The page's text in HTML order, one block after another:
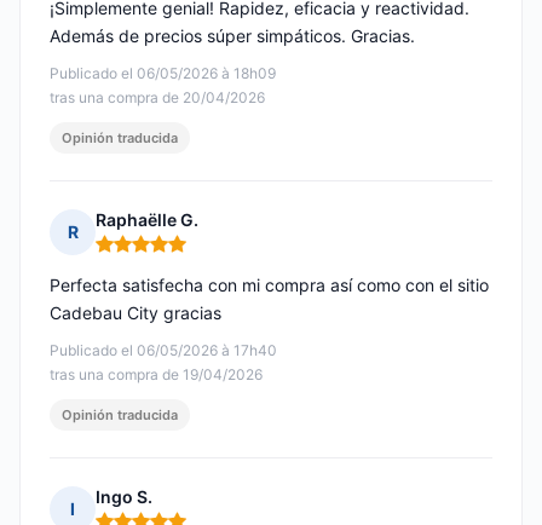
Publicado el 06/05/2026 à 18h09
tras una compra de 20/04/2026
¡Simplemente genial! Rapidez, eficacia y reactividad.
Además de precios súper simpáticos. Gracias.
Opinión traducida
R
Raphaëlle G.
Nota: 5 de 5
Publicado el 06/05/2026 à 17h40
tras una compra de 19/04/2026
Perfecta satisfecha con mi compra así como con el sitio
Cadebau City gracias
Opinión traducida
I
Ingo S.